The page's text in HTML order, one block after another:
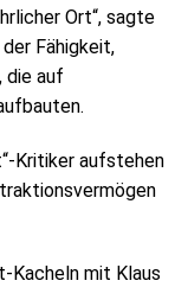
Ort“, sagte
Fähigkeit,
die auf
Kritiker aufstehen
Kacheln mit Klaus